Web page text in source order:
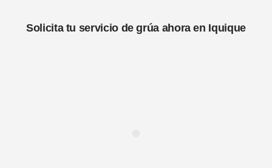
Solicita tu servicio de grúa ahora en Iquique